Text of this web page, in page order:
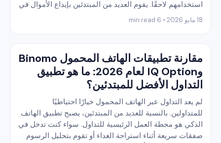
استخدامهم لاحقًا. يقوم العديد من المبتدئين بإيداع الأموال في
18 مايو 2026 • 6 min read
مقارنة تطبيقات الهاتف المحمول Binomo
وIQ Option لعام 2026: ما هو تطبيق
التداول الأفضل للمبتدئين؟
لم يعد التداول عبر الهاتف المحمول خيارًا احتياطيًا
للمتداولين. بالنسبة للعديد من المبتدئين، يصبح تطبيق الهاتف
الذكي هو محطة العمل الرئيسية للتداول. سواء كنت تدخل في
صفقات سريعة أثناء استراحة الغداء أو تقوم بتحليل الرسوم